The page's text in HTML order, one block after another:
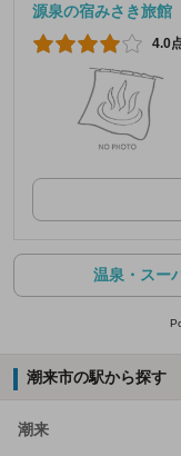
源泉の宿みさき旅館
4.0
温泉・スー
潮来市の駅から探す
潮来